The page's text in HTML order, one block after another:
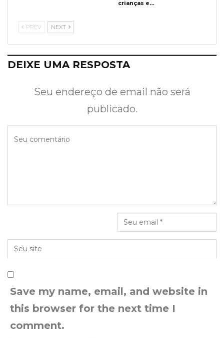
crianças e…
PREV NEXT
DEIXE UMA RESPOSTA
Seu endereço de email não será
publicado.
Save my name, email, and website in
this browser for the next time I
comment.